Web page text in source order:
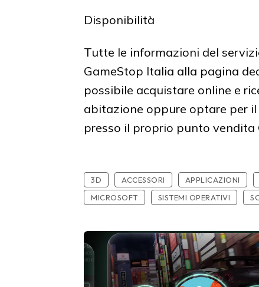
Disponibilità
Tutte le informazioni del
GameStop Italia alla pagina
possibile acquistare online e
abitazione oppure optare per
presso il proprio punto vendita
3D ACCESSORI APPLICAZIONI
MICROSOFT
SISTEMI OPERATIVI